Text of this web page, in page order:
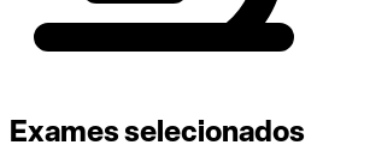
Exames selecionados